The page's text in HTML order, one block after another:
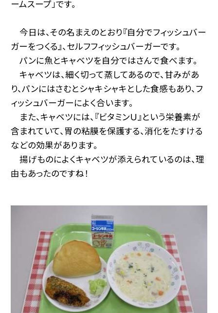
ームスープ」です。
今日は、その名まえのとおり『自分でフィッシュバー
ガーをつくる』、セルフフィッシュバーガーです。
パンに魚とキャベツを自分ではさんで食べます。
キャベツは、細く切って蒸してあるので、甘みがあ
り、パンにはさむとシャキシャキとした食感もあり、フ
ィッシュバーガーによく合います。
また、キャベツには、『ビタミンＵ』という栄養素が
含まれていて、胃の粘膜を保護する、消化をたすける
などの効果があります。
揚げものによくキャベツが添えられているのは、理
由もあったのですね！